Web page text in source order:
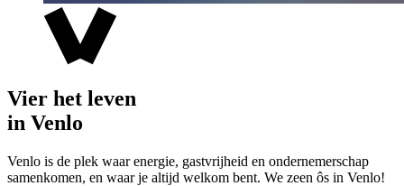
Vier het leven
in Venlo
Venlo is de plek waar energie, gastvrijheid en ondernemerschap
samenkomen, en waar je altijd welkom bent. We zeen ôs in Venlo!